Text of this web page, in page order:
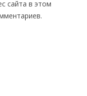
сайта в этом